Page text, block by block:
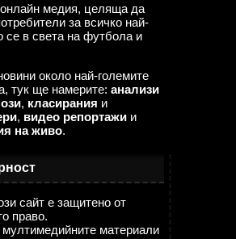
медия, целяща да
за всичко най-
се в света на футбола и
около най-големите
тук ще намерите: анализи
, класирания и
, видео репортажи и
на живо.
сайт е защитено от
право.
материали